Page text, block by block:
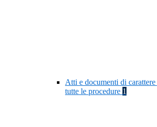
Atti e documenti di
tutte le procedure 1